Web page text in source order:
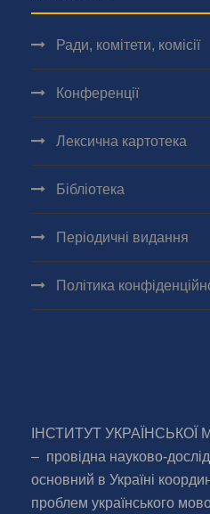
Ради, комітети, комісії
Конференції
Лексична картотека
Бібліотека
Періодичні видання
Політика
ІНСТИТУТ УКРАЇНСЬКОЇ
– провідна науково-
основний в Україні
проблем українського